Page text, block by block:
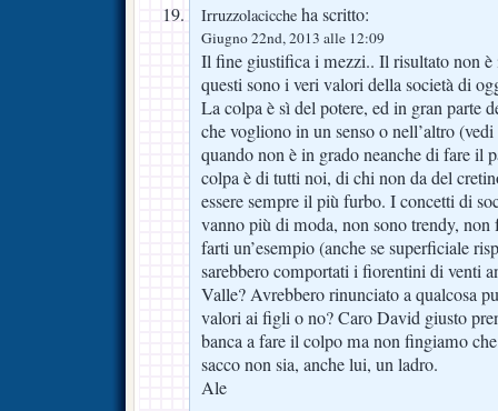
Irruzzolacicche ha scritto:
Giugno 22nd, 2013 alle 12:09
Il fine giustifica i mezzi.. Il risultato non è
questi sono i veri valori della società di
La colpa è sì del potere, ed in gran parte
che vogliono in un senso o nell’altro
quando non è in grado neanche di fare il
colpa è di tutti noi, di chi non da del
essere sempre il più furbo. I concetti di
vanno più di moda, non sono trendy, non
farti un’esempio (anche se superficiale
sarebbero comportati i fiorentini di venti
Valle? Avrebbero rinunciato a qualcosa
valori ai figli o no? Caro David giusto
banca a fare il colpo ma non fingiamo
sacco non sia, anche lui, un ladro.
Ale